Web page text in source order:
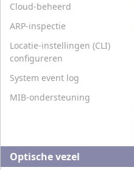
Cloud-beheerd
ARP-inspectie
Locatie-instellingen (CLI)
configureren
System event log
MIB-ondersteuning
Optische vezel